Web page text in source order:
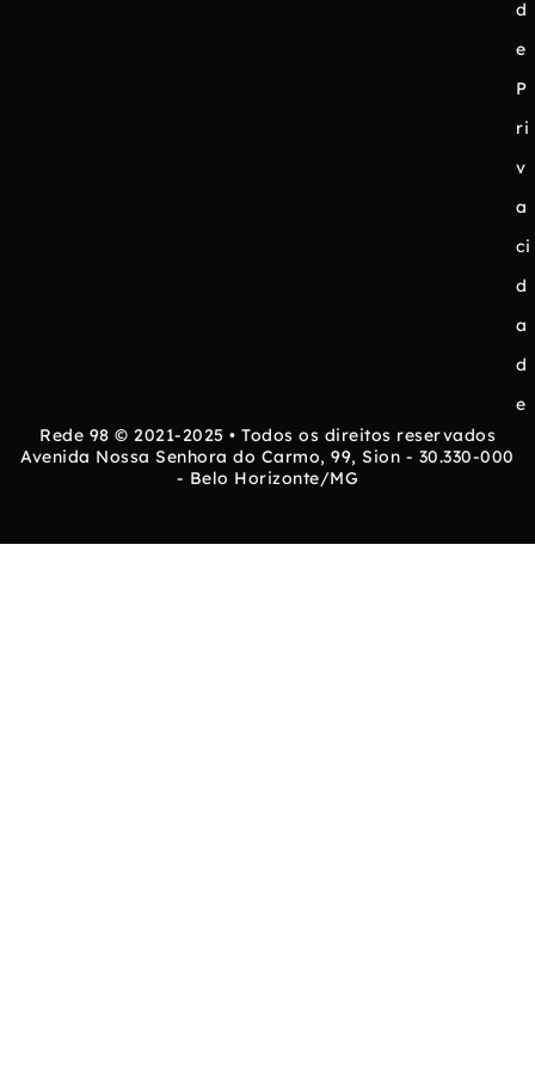
d
e
P
ri
v
a
ci
d
a
d
e
Rede 98 © 2021-2025 • Todos os direitos reservados
Avenida Nossa Senhora do Carmo, 99, Sion - 30.330-000
- Belo Horizonte/MG